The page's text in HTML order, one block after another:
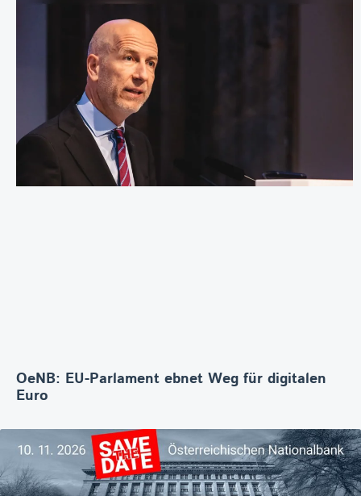
OeNB: EU-Parlament ebnet Weg für digitalen
Euro